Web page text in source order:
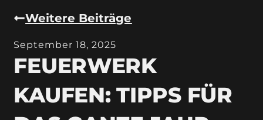
Weitere Beiträge
September 18, 2025
FEUERWERK
KAUFEN: TIPPS FÜR